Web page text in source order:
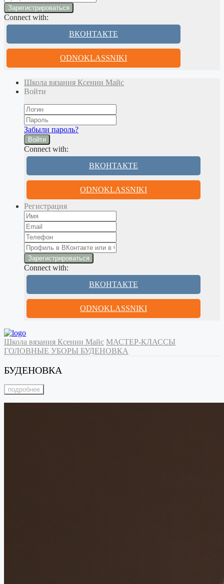
Connect with:
ВКОНТАКТЕ
ODNOKLASSNIKI
Школа вязания Ксении Майс
Войти
Забыли пароль?
Войти
Connect with:
ВКОНТАКТЕ
ODNOKLASSNIKI
Регистрация
Connect with:
ВКОНТАКТЕ
ODNOKLASSNIKI
Школа вязания Ксении Майс МАСТЕР-КЛАССЫ
ГОЛОВНЫЕ УБОРЫ БУДЕНОВКА
БУДЕНОВКА
подробнее